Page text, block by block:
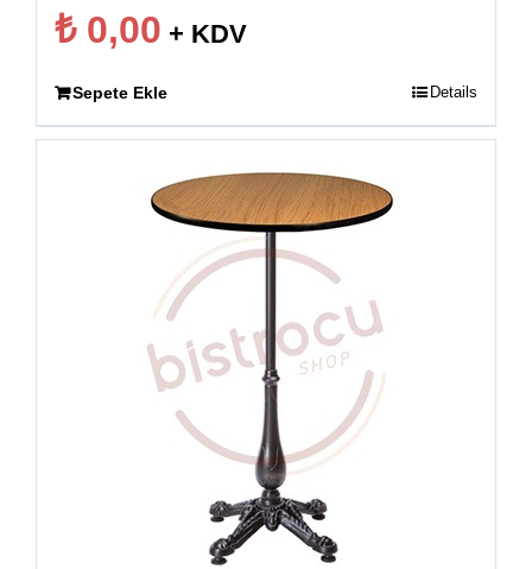
₺0,00 + KDV
Sepete Ekle Details